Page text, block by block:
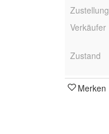
Zustellung
Verkäufer
Zustand
Merken